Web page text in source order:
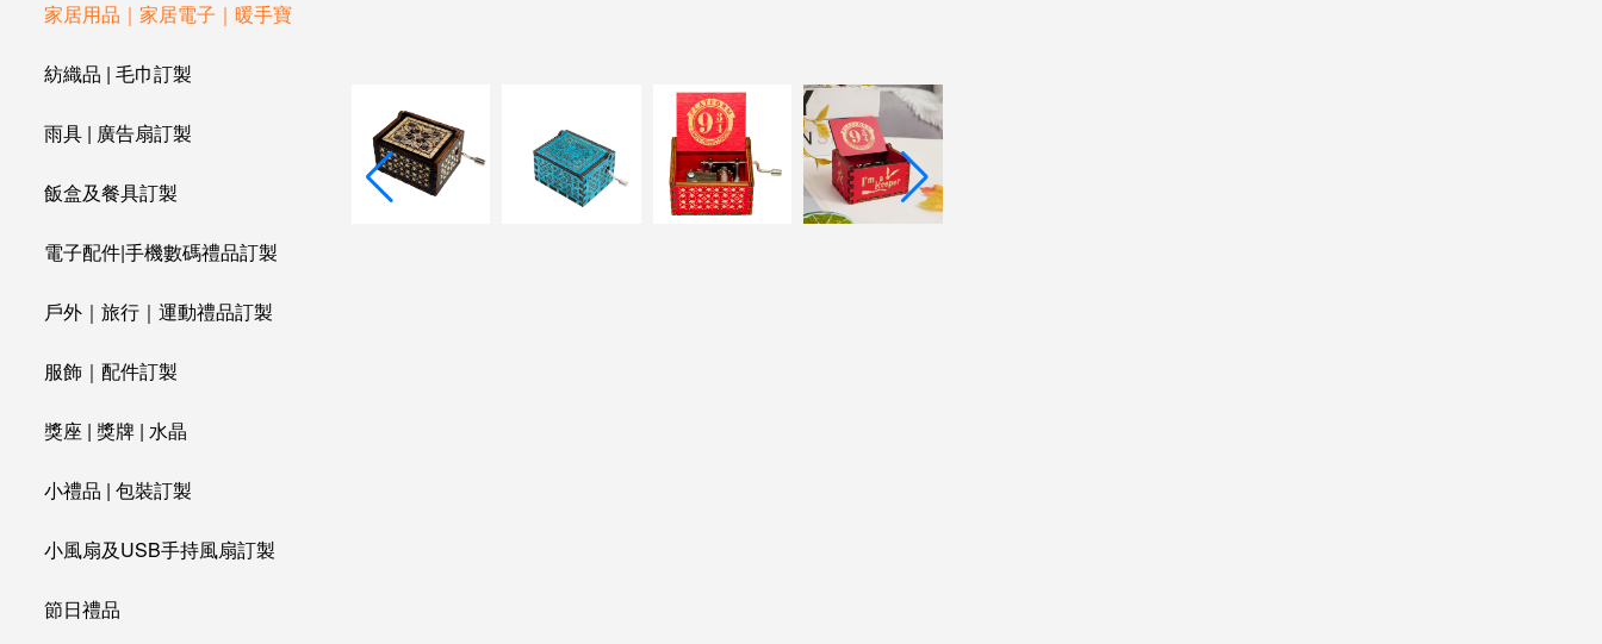
家居用品｜家居電子｜暖手寶
紡織品 | 毛巾訂製
雨具 | 廣告扇訂製
飯盒及餐具訂製
電子配件|手機數碼禮品訂製
戶外｜旅行｜運動禮品訂製
服飾｜配件訂製
獎座 | 獎牌 | 水晶
小禮品 | 包裝訂製
小風扇及USB手持風扇訂製
節日禮品